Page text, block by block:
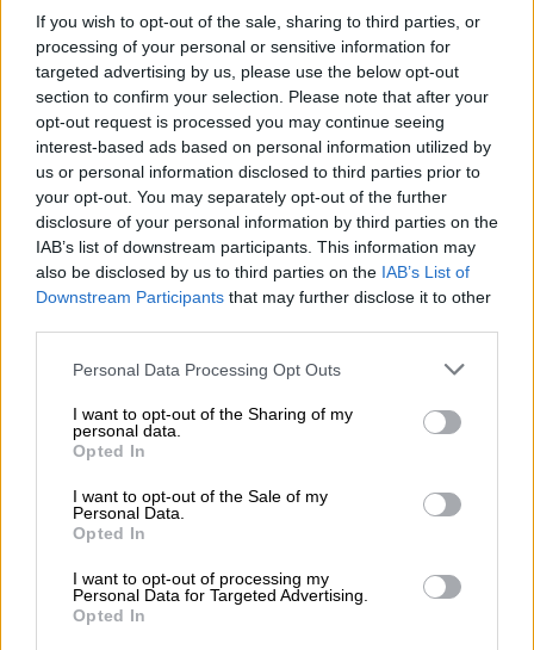
If you wish to opt-out of the sale, sharing to third parties, or
processing of your personal or sensitive information for
targeted advertising by us, please use the below opt-out
section to confirm your selection. Please note that after your
opt-out request is processed you may continue seeing
interest-based ads based on personal information utilized by
us or personal information disclosed to third parties prior to
your opt-out. You may separately opt-out of the further
disclosure of your personal information by third parties on the
IAB’s list of downstream participants. This information may
also be disclosed by us to third parties on the IAB’s List of
Downstream Participants that may further disclose it to other
Please note that this website/app uses one or more Google
not limited to your visit or usage behaviour. You may click to
grant or deny consent to Google and its third-party tags to
use your data for below specified purposes in below Google
consent section.
Personal Data Processing Opt Outs
I want to opt-out of the Sharing of my
personal data.
Opted In
I want to opt-out of the Sale of my
Personal Data.
Opted In
I want to opt-out of processing my
Personal Data for Targeted Advertising.
Opted In
ανέφερε μια μείωση94% στις
συμπτωματικές μολύνσεις τουκορονοϊού
μεταξύ 600.000 ανθρώπων που έλαβαν δύο
δόσεις τουεμβολίουτηςPfizer στη
μεγαλύτερη μέχρι τώραέρευναπου
πραγματοποιήθηκε στη χώρα.
Διαβάστε επίσης:Ο 94χρονος από το Λιβάδι
Ολύμπου που νίκησε τη Μήδεια κι έκανε το
εμβόλιο
Ο Health Maintenance Organization (HMO)
Clalit, που καλύπτει περισσότερους από
ίδια ομάδα ήταν επίσης 92% λιγότερο πιθανό
να αναπτύξει σοβαρή ασθένεια από τον ιό
σύγκριση έγινε με μια ομάδα ίδιου μεγέθους,
με αντίστοιχα ιατρικά ιστορικά, που δεν είχε
λάβει το εμβόλιο. «Δείχνει αναμφίβολα πως
το εμβόλιοκατά του κορονοϊού της Pfizer
είναι εξαιρετικά αποτελεσματικό στον